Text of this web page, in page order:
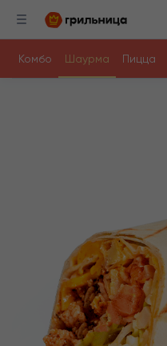
Комбо Шаурма Пицца